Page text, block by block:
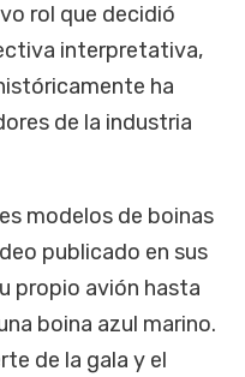
rol que decidió
interpretativa,
ha
de la industria
modelos de boinas
publicado en sus
propio avión hasta
boina azul marino.
de la gala y el